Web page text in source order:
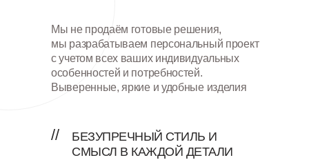
БЕЗУПРЕЧНЫЙ СТИЛЬ И
СМЫСЛ В КАЖДОЙ ДЕТАЛИ
//
Мы не продаём готовые решения,
мы разрабатываем персональный проект
с учетом всех ваших индивидуальных
особенностей и потребностей.
Выверенные, яркие и удобные изделия